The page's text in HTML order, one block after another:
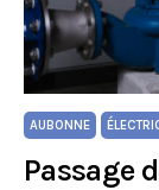
AUBONNE
Passage